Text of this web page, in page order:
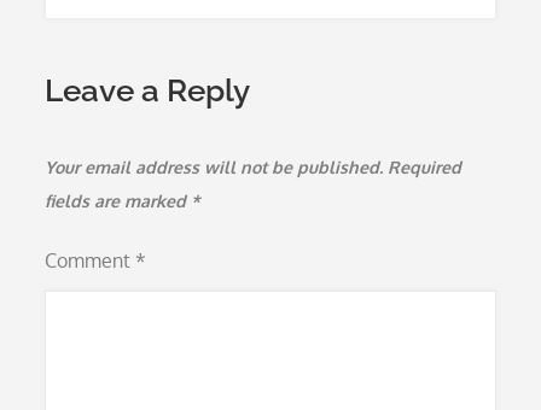
Leave a Reply
Your email address will not be published. Required
fields are marked *
Comment *